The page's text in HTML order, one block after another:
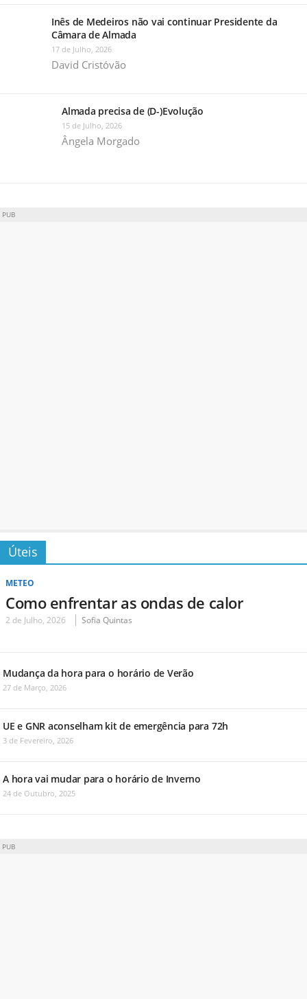
Inês de Medeiros não vai continuar Presidente da
Câmara de Almada
17 de Julho, 2026
David Cristóvão
Almada precisa de (D-)Evolução
15 de Julho, 2026
Ângela Morgado
PUB
Úteis
METEO
Como enfrentar as ondas de calor
2 de Julho, 2026 Sofia Quintas
Mudança da hora para o horário de Verão
27 de Março, 2026
UE e GNR aconselham kit de emergência para 72h
3 de Fevereiro, 2026
A hora vai mudar para o horário de Inverno
24 de Outubro, 2025
PUB